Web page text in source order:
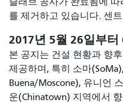
를 제거하고 있습니다. 센
2017년 5월 26일부터
본 공지는 건설 현황과 향
제공하며, 특히 소마
Buena/Moscone), 유니언
운(Chinatown) 지역에서